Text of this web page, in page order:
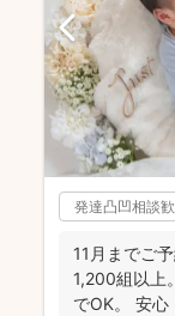
発達凸凹相談
11月までご
1,200組以上
でOK。 安心